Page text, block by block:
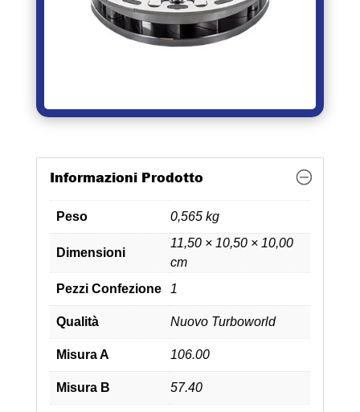
Informazioni Prodotto
Peso 0,565 kg
Dimensioni
11,50 × 10,50 × 10,00
cm
Pezzi Confezione
1
Qualità Nuovo Turboworld
Misura A 106.00
Misura B 57.40